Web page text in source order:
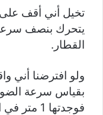
تخيل أني أقف
يتحرك بنصف
القطار.
ولو افترضنا أني
بقياس سرعة
فوجدتها 1